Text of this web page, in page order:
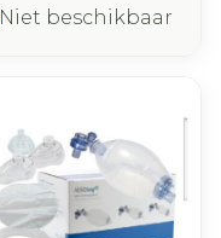
Niet beschikbaar